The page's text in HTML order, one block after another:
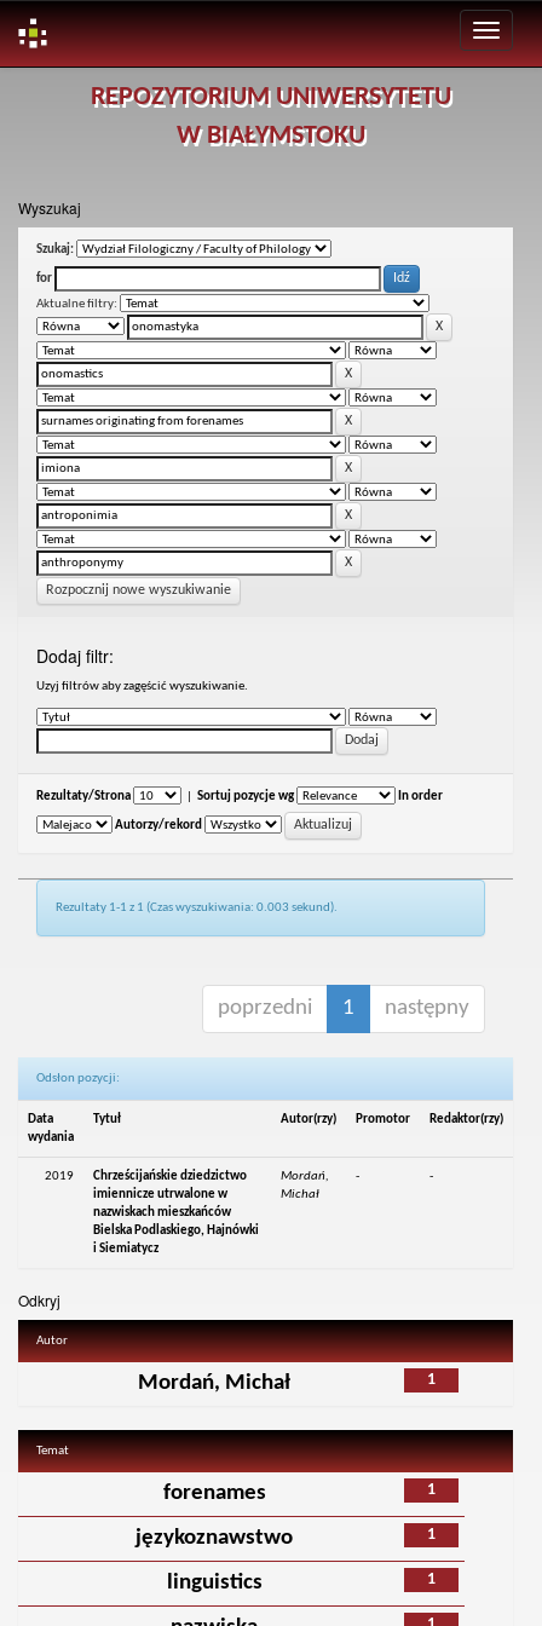
REPOZYTORIUM UNIWERSYTETU
W BIAŁYMSTOKU
Wyszukaj
Szukaj:
for
Aktualne filtry:
Rozpocznij nowe wyszukiwanie
Dodaj filtr:
Uzyj filtrów aby zagęścić wyszukiwanie.
Rezultaty/Strona Sortuj pozycje wg In order
Autorzy/rekord
Rezultaty 1-1 z 1 (Czas wyszukiwania: 0.003 sekund).
poprzedni 1 następny
Odsłon pozycji:
Data
wydania
Tytuł Autor(rzy) Promotor Redaktor(rzy)
2019
Chrześcijańskie dziedzictwo
imiennicze utrwalone w
nazwiskach mieszkańców
Bielska Podlaskiego, Hajnówki
i Siemiatycz
Mordań,
Michał
- -
Odkryj
Autor
1
Mordań, Michał
Temat
1
forenames
1
językoznawstwo
1
linguistics